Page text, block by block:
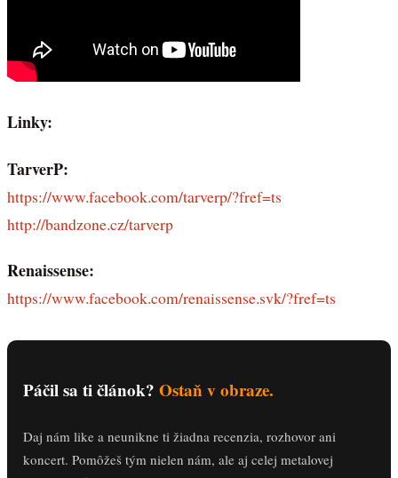
Linky:
TarverP:
https://www.facebook.com/tarverp/?fref=ts
http://bandzone.cz/tarverp
Renaissense:
https://www.facebook.com/renaissense.svk/?fref=ts
Páčil sa ti článok? Ostaň v obraze.
Daj nám like a neunikne ti žiadna recenzia, rozhovor ani
koncert. Pomôžeš tým nielen nám, ale aj celej metalovej